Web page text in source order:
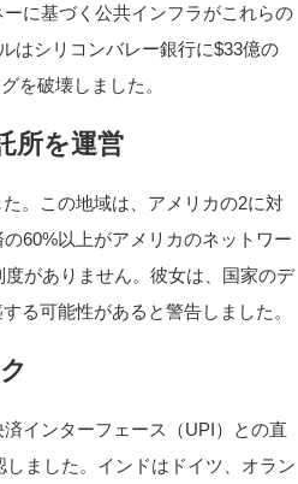
に基づく公共インフラがこれらの
はシリコンバレー銀行に$33億の
を破壊しました。
所を運営
。この地域は、アメリカの2に対
60%以上がアメリカのネットワー
がありません。彼女は、国家のデ
る可能性があると警告しました。
インターフェース（UPI）との直
ました。インドはドイツ、オラン